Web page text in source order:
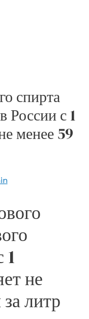
спирта
России с 1
менее 59
1
не
литр